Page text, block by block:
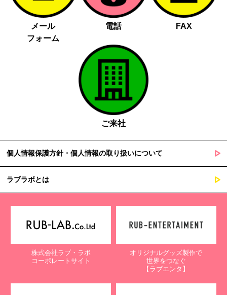
メール
フォーム
電話 FAX
ご来社
個人情報保護方針・個人情報の取り扱いについて
ラブラボとは
株式会社ラブ・ラボ
コーポレートサイト
オリジナルグッズ製作で
世界をつなぐ
【ラブエンタ】